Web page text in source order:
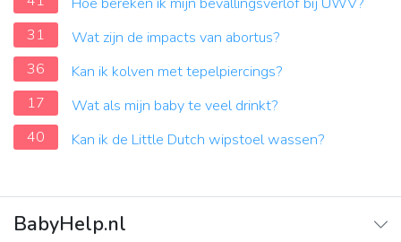
31
Wat zijn de impacts van abortus?
36
Kan ik kolven met tepelpiercings?
17
Wat als mijn baby te veel drinkt?
40
Kan ik de Little Dutch wipstoel wassen?
BabyHelp.nl